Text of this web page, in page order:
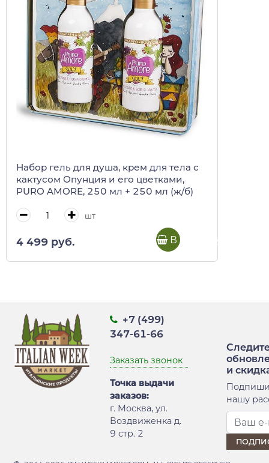
Набор гель для душа, крем для тела с
кактусом Опунция и его цветками,
PURO AMORE, 250 мл + 250 мл (ж/б)
шт
4 499 руб. В корзину
+7 (499)
347-61-66
Заказать звонок
Точка выдачи
заказов:
г. Москва, ул.
Воздвиженка д.
9 стр. 2
и
нашу